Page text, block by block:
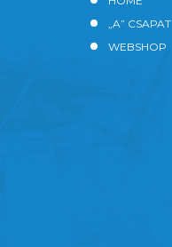
„A” CSAPAT
WEBSHOP